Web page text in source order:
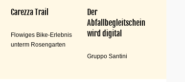
Carezza Trail
Flowiges Bike-Erlebnis
unterm Rosengarten
Der
Abfallbegleitschein
wird digital
Gruppo Santini